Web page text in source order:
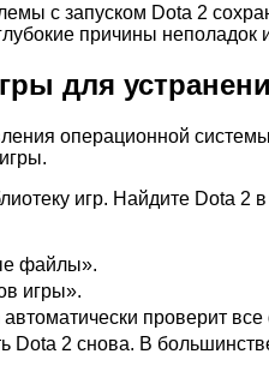
с запуском Dota 2
причины
для
операционной
игр. Найдите Dota
файлы».
игры».
проверит
Dota 2 снова. В